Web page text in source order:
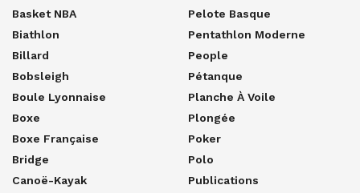
Basket NBA
Biathlon
Billard
Bobsleigh
Boule Lyonnaise
Boxe
Boxe Française
Bridge
Canoë-Kayak
Pelote Basque
Pentathlon Moderne
People
Pétanque
Planche À Voile
Plongée
Poker
Polo
Publications